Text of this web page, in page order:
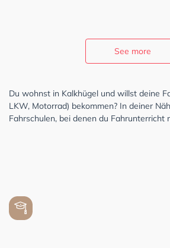
See more
Du wohnst in Kalkhügel und willst deine
LKW, Motorrad) bekommen? In deiner
Fahrschulen, bei denen du Fahrunterricht